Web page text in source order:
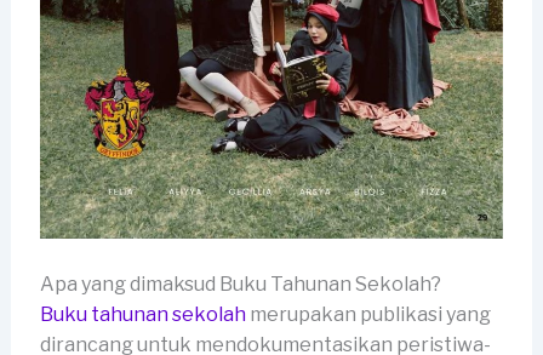
Apa yang dimaksud Buku Tahunan Sekolah?
Buku tahunan sekolahmerupakan publikasi yang
dirancang untuk mendokumentasikan peristiwa-